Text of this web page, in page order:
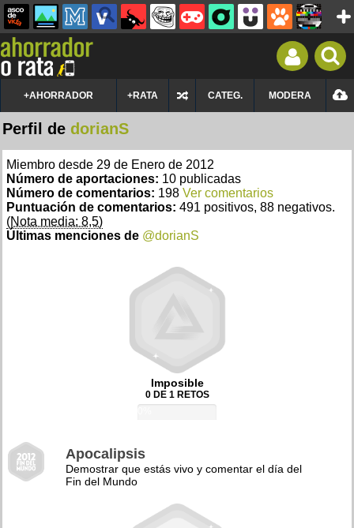
+AHORRADOR +RATA CATEG. MODERA
Perfil de dorianS
Miembro desde 29 de Enero de 2012
Número de aportaciones: 10 publicadas
Número de comentarios: 198 Ver comentarios
Puntuación de comentarios: 491 positivos, 88 negativos.
(Nota media: 8,5)
Últimas menciones de @dorianS
Imposible
0 DE 1 RETOS
Apocalipsis
Demostrar que estás vivo y comentar el día del
Fin del Mundo